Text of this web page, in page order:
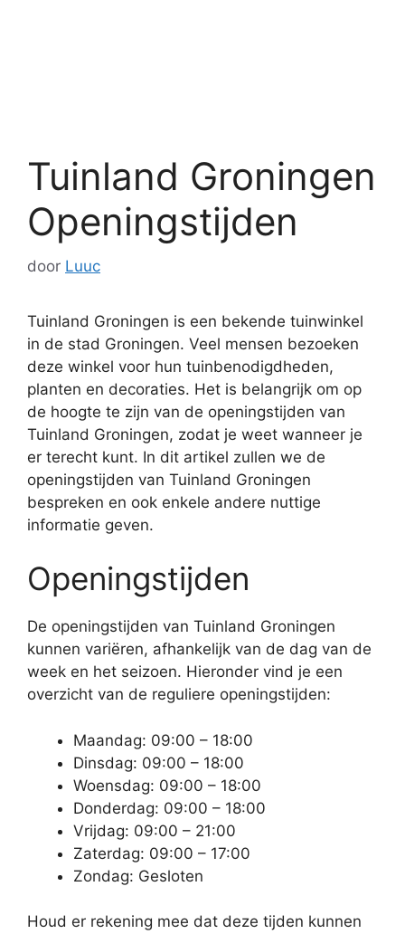
Tuinland Groningen
Openingstijden
door Luuc
Tuinland Groningen is een bekende tuinwinkel
in de stad Groningen. Veel mensen bezoeken
deze winkel voor hun tuinbenodigdheden,
planten en decoraties. Het is belangrijk om op
de hoogte te zijn van de openingstijden van
Tuinland Groningen, zodat je weet wanneer je
er terecht kunt. In dit artikel zullen we de
openingstijden van Tuinland Groningen
bespreken en ook enkele andere nuttige
informatie geven.
Openingstijden
De openingstijden van Tuinland Groningen
kunnen variëren, afhankelijk van de dag van de
week en het seizoen. Hieronder vind je een
overzicht van de reguliere openingstijden:
Maandag: 09:00 – 18:00
Dinsdag: 09:00 – 18:00
Woensdag: 09:00 – 18:00
Donderdag: 09:00 – 18:00
Vrijdag: 09:00 – 21:00
Zaterdag: 09:00 – 17:00
Zondag: Gesloten
Houd er rekening mee dat deze tijden kunnen